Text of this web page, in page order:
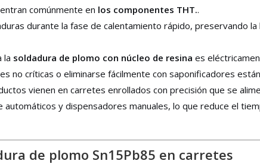
comúnmente en los componentes THT..
durante la fase de calentamiento rápido, preservando la
la soldadura de plomo con núcleo de resina es
no críticas o eliminarse fácilmente con saponificadores
vienen en carretes enrollados con precisión que se
y dispensadores manuales, lo que reduce el
de plomo Sn15Pb85 en carretes